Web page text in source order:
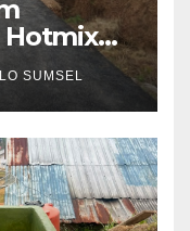
Hotmix
Nyata
SUMSEL